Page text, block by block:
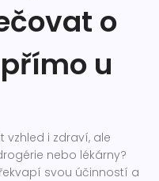
o
u
vzhled i zdraví, ale
nebo lékárny?
svou účinností a